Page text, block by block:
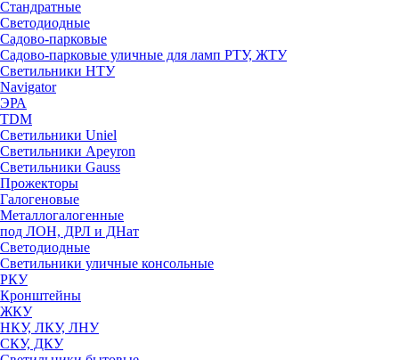
Стандратные
Светодиодные
Садово-парковые
Садово-парковые уличные для ламп РТУ, ЖТУ
Светильники НТУ
Navigator
ЭРА
TDM
Светильники Uniel
Светильники Apeyron
Светильники Gauss
Прожекторы
Галогеновые
Металлогалогенные
под ЛОН, ДРЛ и ДНат
Светодиодные
Светильники уличные консольные
РКУ
Кронштейны
ЖКУ
НКУ, ЛКУ, ЛНУ
СКУ, ДКУ